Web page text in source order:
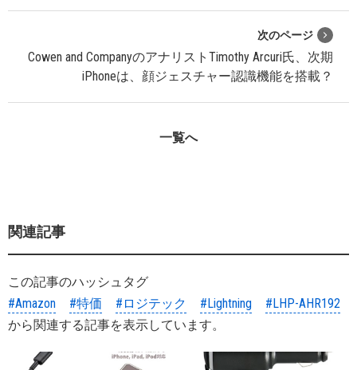
次のページ
Cowen and CompanyのアナリストTimothy Arcuri氏、次期
iPhoneは、顔ジェスチャー認識機能を搭載？
一覧へ
関連記事
この記事のハッシュタグ
#Amazon
#特価 #ロジテック #Lightning
#LHP-AHR192
から関連する記事を表示しています。